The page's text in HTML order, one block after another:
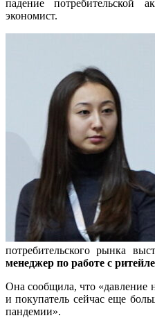
падение потребительской
экономист.
потребительского рынка
менеджер по работе с
Она сообщила, что «давление
и покупатель сейчас еще
пандемии».